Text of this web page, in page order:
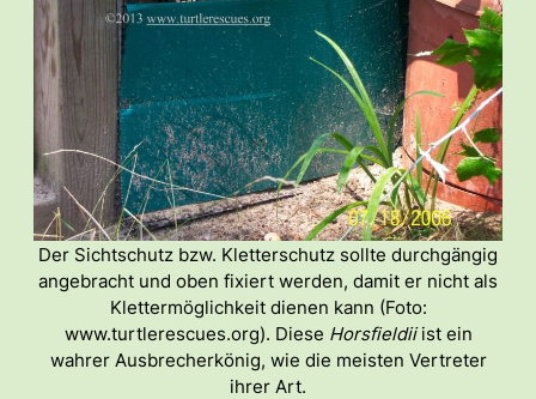
Der Sichtschutz bzw. Kletterschutz sollte durchgängig
angebracht und oben fixiert werden, damit er nicht als
Klettermöglichkeit dienen kann (Foto:
www.turtlerescues.org). Diese Horsfieldiiist ein
wahrer Ausbrecherkönig, wie die meisten Vertreter
ihrer Art.